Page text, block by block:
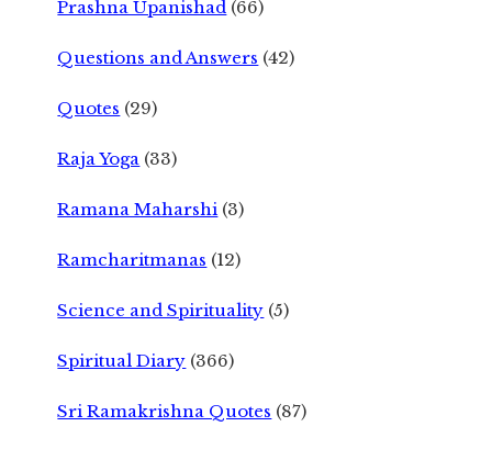
Prashna Upanishad (66)
Questions and Answers (42)
Quotes (29)
Raja Yoga (33)
Ramana Maharshi (3)
Ramcharitmanas (12)
Science and Spirituality (5)
Spiritual Diary (366)
Sri Ramakrishna Quotes (87)